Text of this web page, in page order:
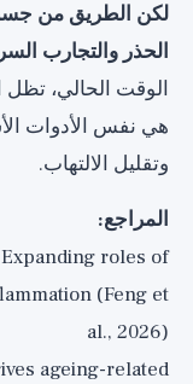
لكن الطريق من
الحذر والتجارب
الوقت الحالي، تظل
هي نفس الأدوات
وتقليل الالتهاب.
المراجع:
roles of
(Feng et
al., 2026)
ageing-related